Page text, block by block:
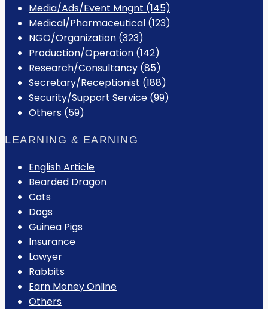
Media/Ads/Event Mngnt (145)
Medical/Pharmaceutical (123)
NGO/Organization (323)
Production/Operation (142)
Research/Consultancy (85)
Secretary/Receptionist (188)
Security/Support Service (99)
Others (59)
LEARNING & EARNING
English Article
Bearded Dragon
Cats
Dogs
Guinea Pigs
Insurance
Lawyer
Rabbits
Earn Money Online
Others